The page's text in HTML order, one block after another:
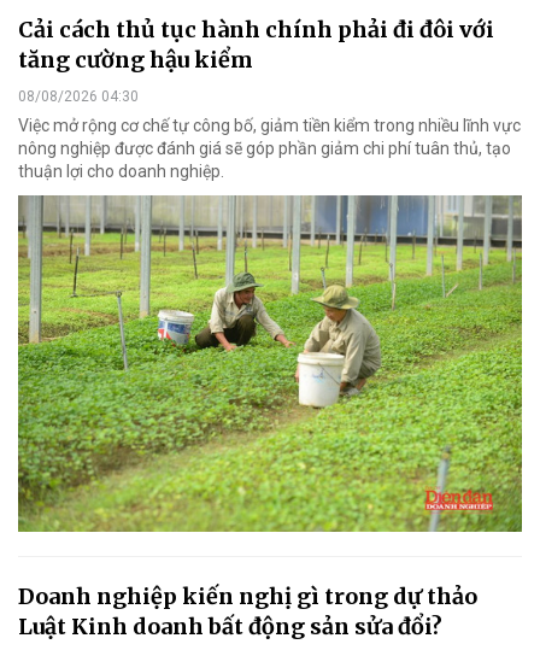
Cải cách thủ tục hành chính phải đi đôi với
tăng cường hậu kiểm
08/08/2026 04:30
Việc mở rộng cơ chế tự công bố, giảm tiền kiểm trong nhiều lĩnh vực
nông nghiệp được đánh giá sẽ góp phần giảm chi phí tuân thủ, tạo
thuận lợi cho doanh nghiệp.
Doanh nghiệp kiến nghị gì trong dự thảo
Luật Kinh doanh bất động sản sửa đổi?